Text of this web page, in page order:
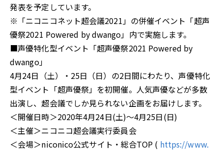
発表を予定しています。
※「ニコニコネット超会議2021」の併催イベント「超声
優祭2021 Powered by dwango」内で実施します。
■声優特化型イベント「超声優祭2021 Powered by
dwango」
4月24日（土）・25日（日）の2日間にわたり、声優特化
型イベント「超声優祭」を初開催。人気声優などが多数
出演し、超会議でしか見られない企画をお届けします。
＜開催日時＞2020年4月24日(土)〜4月25日(日)
＜主催＞ニコニコ超会議実行委員会
＜会場＞niconico公式サイト・総合TOP ( https://www.